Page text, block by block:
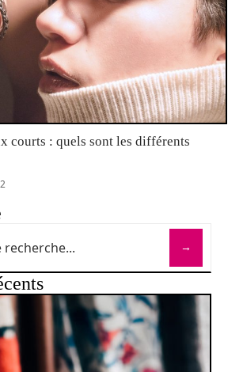
courts : quels sont les différents